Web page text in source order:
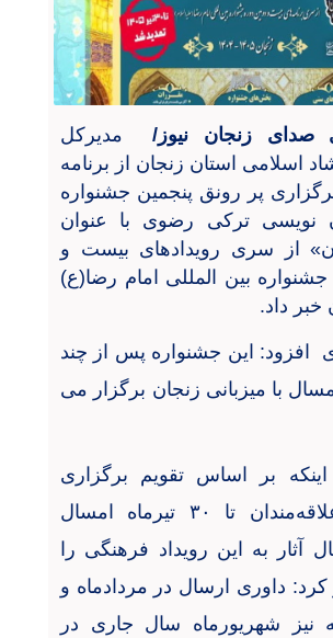
صدای زنجان نیوز/مدیرکل
اسلامی استان زنجان از برنامه
پر رونق پنجمین جشنواره
نویسی ترکی رضوی با عنوان
از سری رویدادهای بیست و
بین المللی امام رضا(ع)
خبر داد.
افزود: این جشنواره پس از چند
با میزبانی زنجان برگزار می
بر اساس تقویم برگزاری
تا
۳۰
تیرماه امسال
به این رویداد فرهنگی را
کرد: داوری ارسال در مردادماه و
نیز شهریورماه سال جاری در